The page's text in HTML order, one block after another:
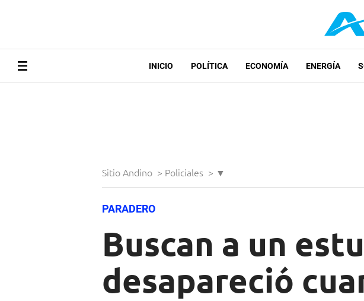
INICIO POLÍTICA ECONOMÍA ENERGÍA
Sitio Andino > Policiales > ▼
PARADERO
Buscan a un
desapareció